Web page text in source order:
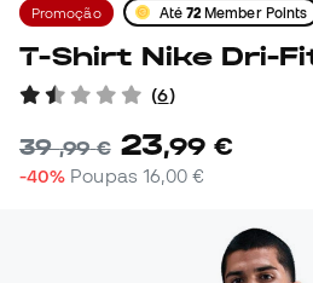
Promoção Até 72 Member Points
T-Shirt Nike Dri-
(6)
39,99 € 23,99 €
-40% Poupas 16,00 €